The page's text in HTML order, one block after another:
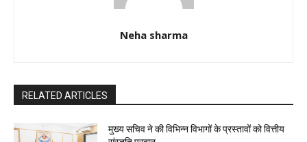
Neha sharma
RELATED ARTICLES
मुख्य सचिव ने की विभिन्न विभागों के प्रस्तावों को वित्तीय